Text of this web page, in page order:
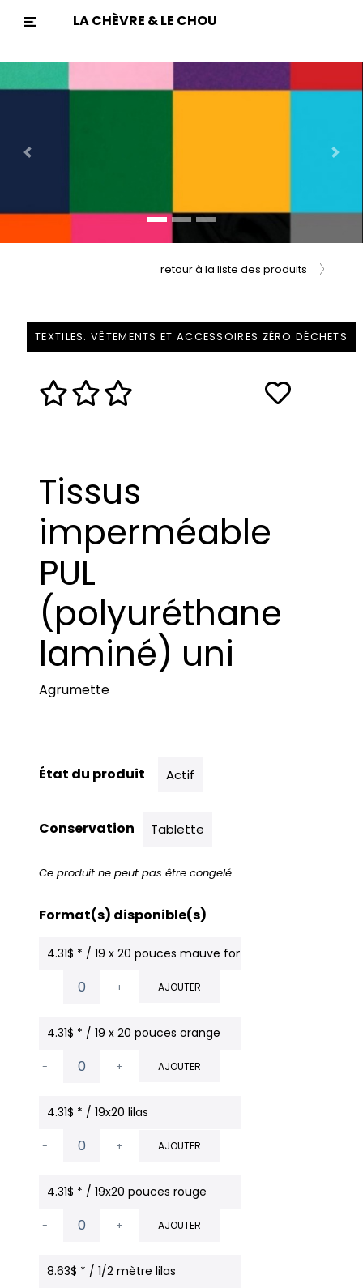
LA CHÈVRE & LE CHOU
Previous Next
TEXTILES: VÊTEMENTS ET ACCESSOIRES ZÉRO DÉCHETS
retour à la liste des produits
Tissus
imperméable
PUL
(polyuréthane
laminé) uni
Agrumette
État du produit Actif
Conservation Tablette
Ce produit ne peut pas être congelé.
Format(s) disponible(s)
4.31$ * / 19 x 20 pouces mauve foncé
- + AJOUTER
4.31$ * / 19 x 20 pouces orange
- + AJOUTER
4.31$ * / 19x20 lilas
- + AJOUTER
4.31$ * / 19x20 pouces rouge
- + AJOUTER
8.63$ * / 1/2 mètre lilas